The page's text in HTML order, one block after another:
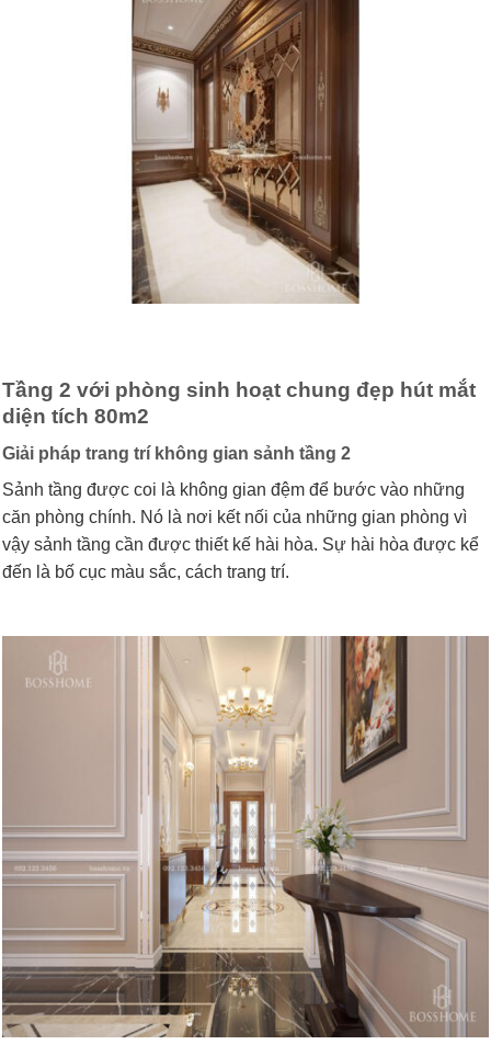
Tầng 2 với phòng sinh hoạt chung đẹp hút mắt
diện tích 80m2
Giải pháp trang trí không gian sảnh tầng 2
Sảnh tầng được coi là không gian đệm để bước vào những
căn phòng chính. Nó là nơi kết nối của những gian phòng vì
vậy sảnh tầng cần được thiết kế hài hòa. Sự hài hòa được kể
đến là bố cục màu sắc, cách trang trí.